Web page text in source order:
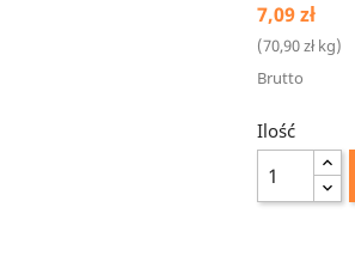
7,09 zł
(70,90 zł kg)
Brutto
Ilość